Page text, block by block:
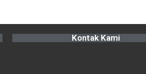
Kontak Kami